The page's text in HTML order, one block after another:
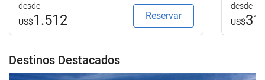
desde
US$1.512 Reservar
desde
US$
Destinos Destacados